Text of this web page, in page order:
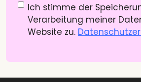
Datenschutzerklärung
Ich stimme der
Verarbeitung meiner
Website zu.